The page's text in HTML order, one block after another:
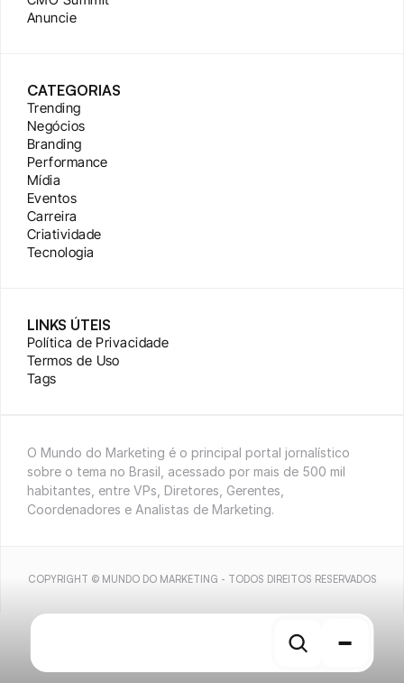
Anuncie
CATEGORIAS
Trending
Negócios
Branding
Performance
Mídia
Eventos
Carreira
Criatividade
Tecnologia
LINKS ÚTEIS
Política de Privacidade
Termos de Uso
Tags
O Mundo do Marketing é o principal portal jornalístico
sobre o tema no Brasil, acessado por mais de 500 mil
habitantes, entre VPs, Diretores, Gerentes,
Coordenadores e Analistas de Marketing.
COPYRIGHT © MUNDO DO MARKETING - TODOS DIREITOS RESERVADOS